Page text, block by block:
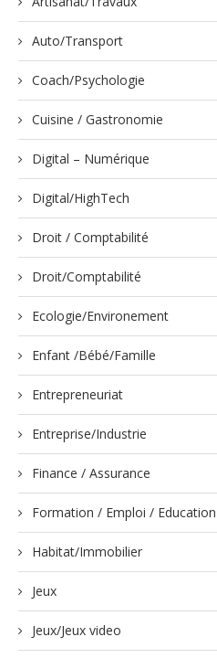
Auto/Transport
Coach/Psychologie
Cuisine / Gastronomie
Digital – Numérique
Digital/HighTech
Droit / Comptabilité
Droit/Comptabilité
Ecologie/Environement
Enfant /Bébé/Famille
Entrepreneuriat
Entreprise/Industrie
Finance / Assurance
Formation / Emploi / Education
Habitat/Immobilier
Jeux
Jeux/Jeux video